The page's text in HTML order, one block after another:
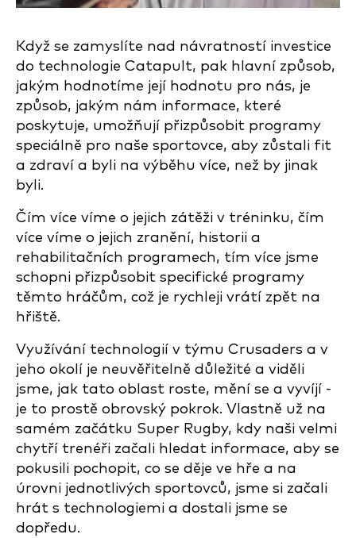
Když se zamyslíte nad návratností investice
do technologie Catapult, pak hlavní způsob,
jakým hodnotíme její hodnotu pro nás, je
způsob, jakým nám informace, které
poskytuje, umožňují přizpůsobit programy
speciálně pro naše sportovce, aby zůstali fit
a zdraví a byli na výběhu více, než by jinak
byli.
Čím více víme o jejich zátěži v tréninku, čím
více víme o jejich zranění, historii a
rehabilitačních programech, tím více jsme
schopni přizpůsobit specifické programy
těmto hráčům, což je rychleji vrátí zpět na
hřiště.
Využívání technologií v týmu Crusaders a v
jeho okolí je neuvěřitelně důležité a viděli
jsme, jak tato oblast roste, mění se a vyvíjí -
je to prostě obrovský pokrok. Vlastně už na
samém začátku Super Rugby, kdy naši velmi
chytří trenéři začali hledat informace, aby se
pokusili pochopit, co se děje ve hře a na
úrovni jednotlivých sportovců, jsme si začali
hrát s technologiemi a dostali jsme se
dopředu.